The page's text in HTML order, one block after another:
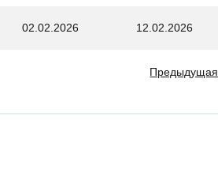
02.02.2026 12.02.2026
Предыдущая